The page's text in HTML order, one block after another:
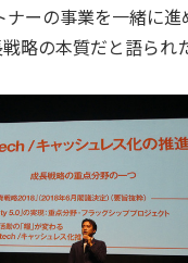
ーの事業を一緒に進
略の本質だと語られ